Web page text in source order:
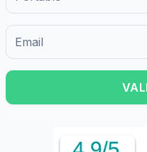
61.84€/jour
Formulaire d'inscription pour